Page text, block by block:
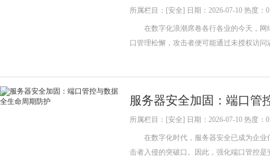
所属栏目：[安全] 日期：2026-07-10 热度：0
在数字化浪潮席卷各行各业的今天，网
口管理松懈，攻击者便可能通过未授权访
服务器安全加固：端口管
所属栏目：[安全] 日期：2026-07-10 热度：0
在数字化时代，服务器安全已成为企业
击者入侵的突破口。因此，强化端口管控